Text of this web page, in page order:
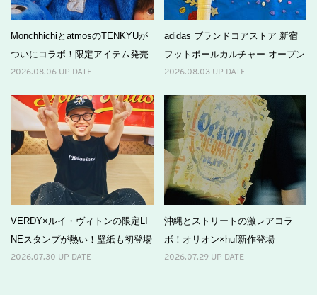
MonchhichiとatmosのTENKYUが
ついにコラボ！限定アイテム発売
2026.08.06 UP DATE
adidas ブランドコアストア 新宿
フットボールカルチャー オープン
2026.08.03 UP DATE
VERDY×ルイ・ヴィトンの限定LI
NEスタンプが熱い！壁紙も初登場
2026.07.30 UP DATE
沖縄とストリートの激レアコラ
ボ！オリオン×huf新作登場
2026.07.29 UP DATE